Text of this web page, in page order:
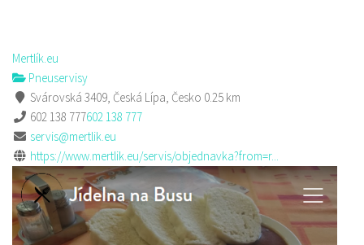
Mertlík.eu
Pneuservisy
Svárovská 3409, Česká Lípa, Česko 0.25 km
602 138 777602 138 777
servis@mertlik.eu
https://www.mertlik.eu/servis/objednavka?from=r...